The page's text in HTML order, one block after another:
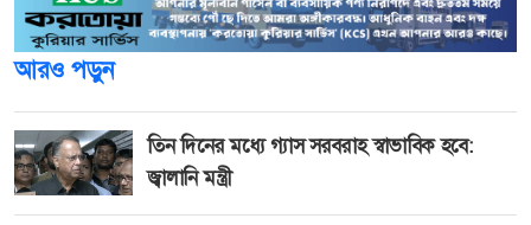
আরও পড়ুন
তিন দিনের মধ্যে গ্যাস সরবরাহ স্বাভাবিক হবে:
জ্বালানি মন্ত্রী